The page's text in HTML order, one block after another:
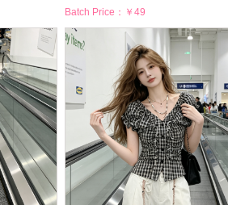
Batch Price： ￥49